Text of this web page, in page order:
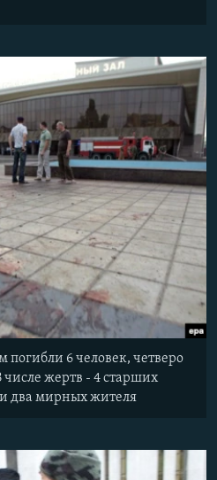
погибли 6 человек, четверо
жертв - 4 старших
два мирных жителя